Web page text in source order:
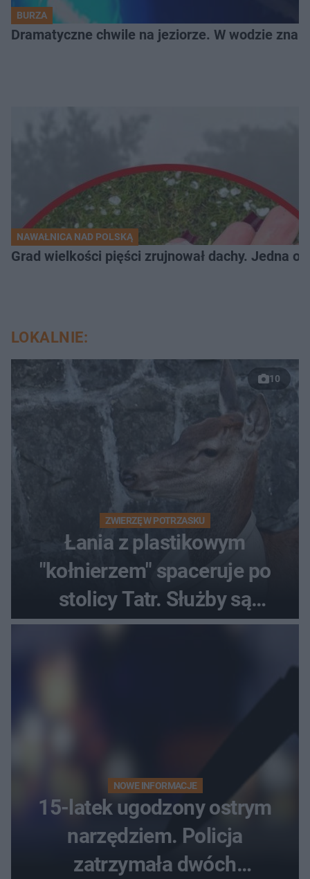
BURZA
Dramatyczne chwile na jeziorze. W wodzie
NAWAŁNICA NAD POLSKĄ
Grad wielkości pięści zrujnował dachy. Jedna
LOKALNIE:
10
ZWIERZĘ W POTRZASKU
Łania z plastikowym
"kołnierzem" spaceruje po
stolicy Tatr. Służby są
bezradne
NOWE INFORMACJE
15-latek ugodzony ostrym
narzędziem. Policja
zatrzymała dwóch